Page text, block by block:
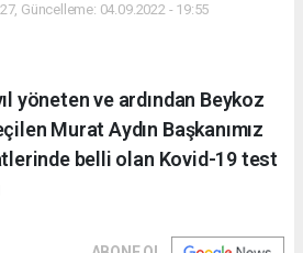
Güncelleme: 04.09.2022 - 19:55
yöneten ve ardından Beykoz
Murat Aydın Başkanımız
belli olan Kovid-19 test